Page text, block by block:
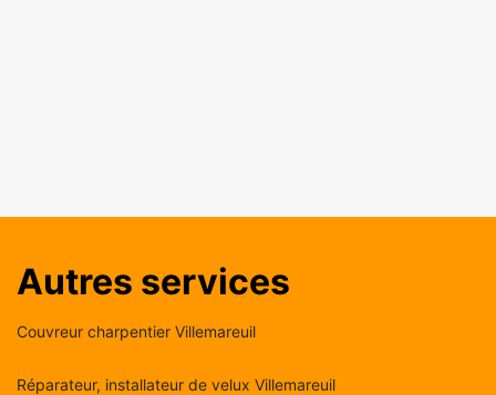
Autres services
Couvreur charpentier Villemareuil
Réparateur, installateur de velux Villemareuil